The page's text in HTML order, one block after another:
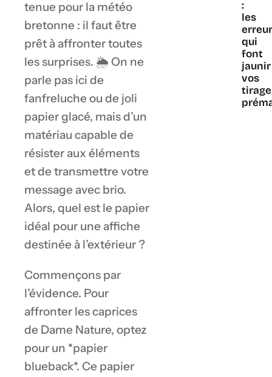
tenue pour la météo
bretonne : il faut être
prêt à affronter toutes
les surprises. 🌦️ On ne
parle pas ici de
fanfreluche ou de joli
papier glacé, mais d’un
matériau capable de
résister aux éléments
et de transmettre votre
message avec brio.
Alors, quel est le papier
idéal pour une affiche
destinée à l’extérieur ?
Commençons par
l’évidence. Pour
affronter les caprices
de Dame Nature, optez
pour un *papier
blueback*. Ce papier
:
les
qui
font
jaunir
vos